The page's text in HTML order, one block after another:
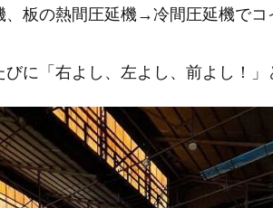
、板の熱間圧延機→冷間圧延機で
に「右よし、左よし、前よし！」